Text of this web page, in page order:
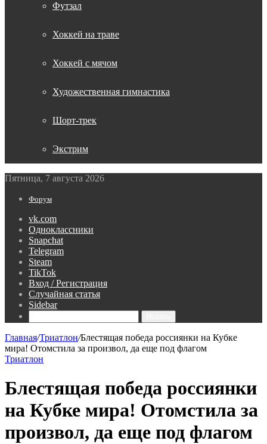
Футзал
Хоккей на траве
Хоккей с мячом
Художественная гимнастика
Шорт-трек
Экстрим
Пятница, 7 августа 2026
Форум
vk.com
Одноклассники
Snapchat
Telegram
Steam
TikTok
Вход / Регистрация
Случайная статья
Sidebar
Главная/Триатлон/Блестящая победа россиянки на Кубке
мира! Отомстила за произвол, да еще под флагом
Триатлон
Блестящая победа россиянки
на Кубке мира! Отомстила за
произвол, да еще под флагом